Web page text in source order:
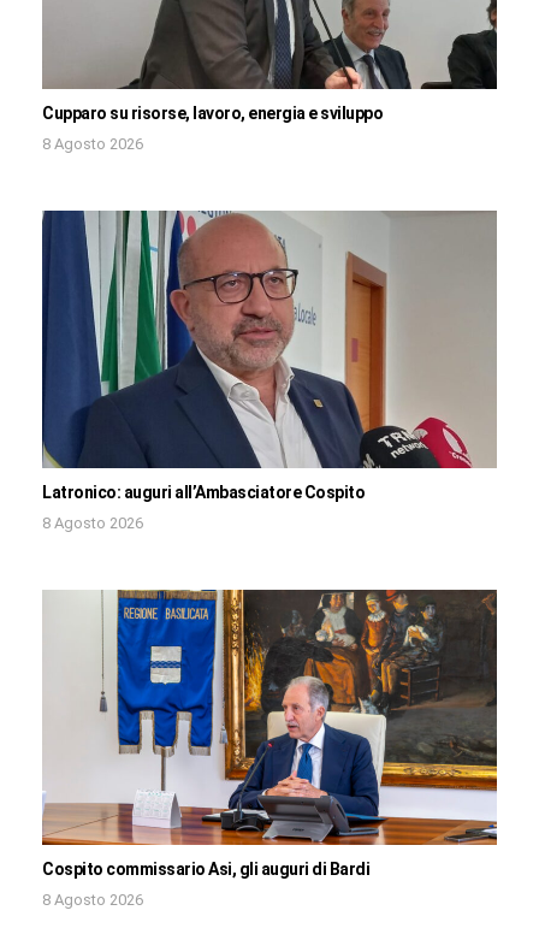
Cupparo su risorse, lavoro, energia e sviluppo
8 Agosto 2026
Latronico: auguri all’Ambasciatore Cospito
8 Agosto 2026
Cospito commissario Asi, gli auguri di Bardi
8 Agosto 2026